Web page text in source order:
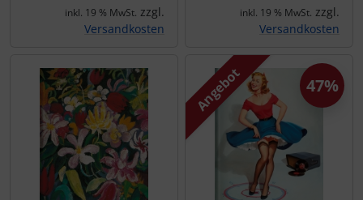
inkl. 19 % MwSt. zzgl.
Versandkosten
inkl. 19 % MwSt. zzgl.
Versandkosten
Angebot 47%